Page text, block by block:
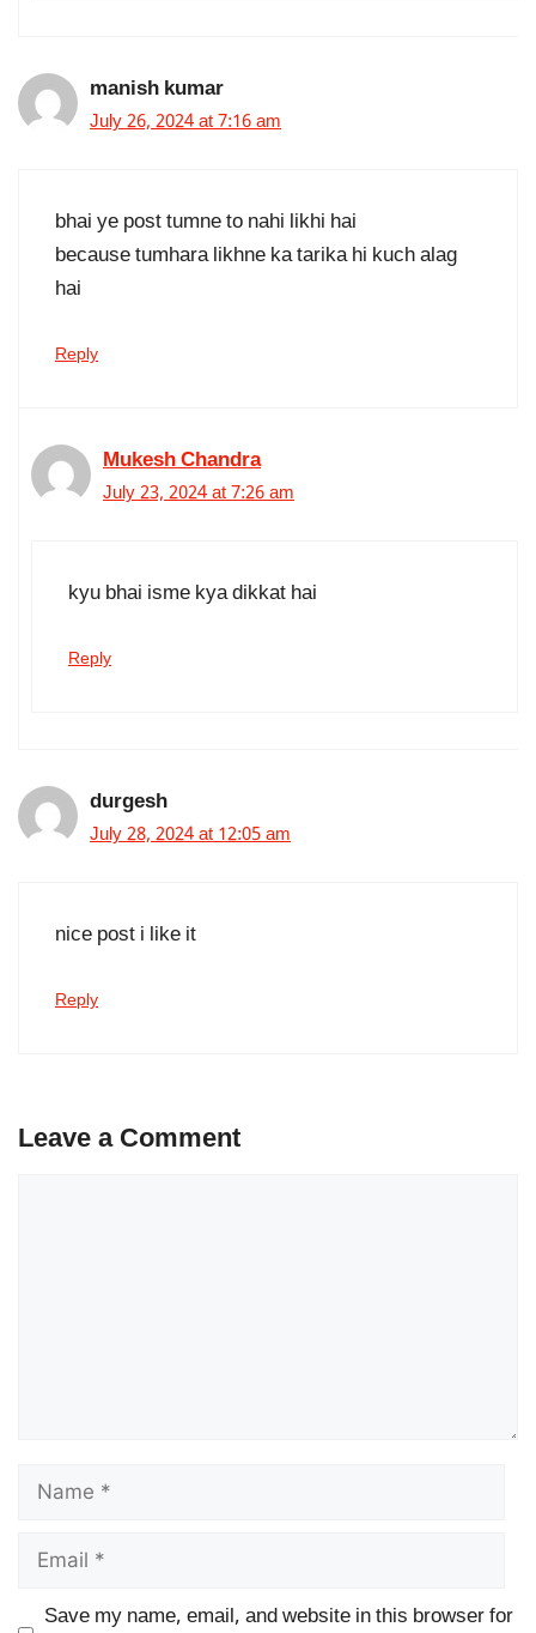
manish kumar
July 26, 2024 at 7:16 am
bhai ye post tumne to nahi likhi hai
because tumhara likhne ka tarika hi kuch alag
hai
Reply
Mukesh Chandra
July 23, 2024 at 7:26 am
kyu bhai isme kya dikkat hai
Reply
durgesh
July 28, 2024 at 12:05 am
nice post i like it
Reply
Leave a Comment
Name
Email
Save my name, email, and website in this browser for